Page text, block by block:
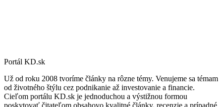
Portál KD.sk
Už od roku 2008 tvoríme články na rôzne témy. Venujeme sa témam
od životného štýlu cez podnikanie až investovanie a financie.
Cieľom portálu KD.sk je jednoduchou a výstižnou formou
poskytovať čitateľom obsahovo kvalitné články, recenzie a prípadné